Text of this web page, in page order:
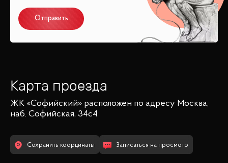
Отправить
Карта проезда
ЖК «Софийский» расположен по адресу Москва,
наб. Софийская, 34с4
Сохранить координаты Записаться на просмотр